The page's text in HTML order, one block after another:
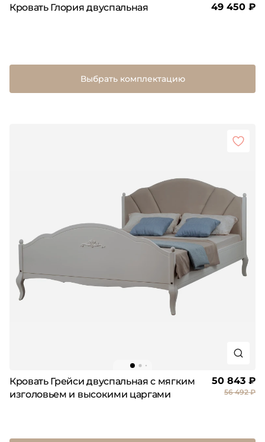
Кровать Глория двуспальная 49 450 ₽
Выбрать комплектацию
Кровать Грейси двуспальная с мягким
изголовьем и высокими царгами
50 843 ₽
56 492 ₽